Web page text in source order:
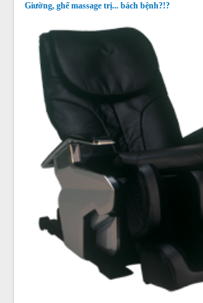
Giường, ghế massage trị... bách bệnh?!?